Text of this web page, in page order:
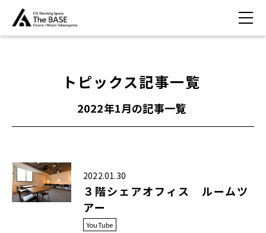
トピックス記事一覧
2022年1月の記事一覧
2022.01.30
３階シェアオフィス ルームツ
アー
YouTube